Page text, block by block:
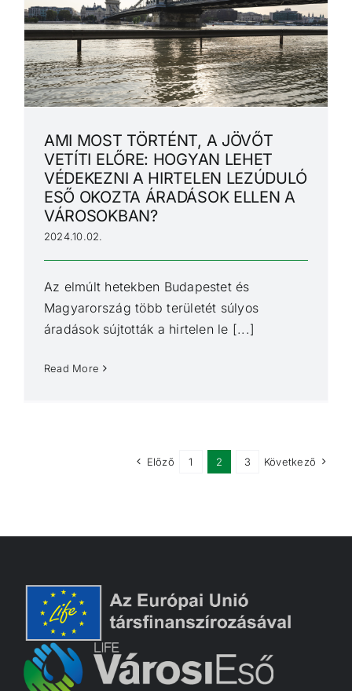
AMI MOST TÖRTÉNT, A JÖVŐT
VETÍTI ELŐRE: HOGYAN LEHET
VÉDEKEZNI A HIRTELEN LEZÚDULÓ
ESŐ OKOZTA ÁRADÁSOK ELLEN A
VÁROSOKBAN?
2024.10.02.
Az elmúlt hetekben Budapestet és
Magyarország több területét súlyos
áradások sújtották a hirtelen le [...]
Read More
Előző 1 2 3 Következő